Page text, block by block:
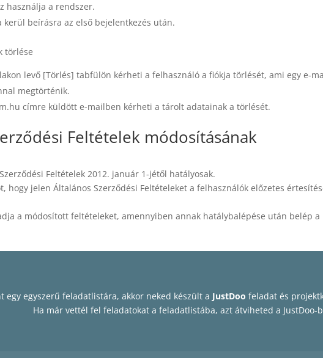
használja a rendszer.
beírásra az első bejelentkezés után.
törlése
levő [Törlés] tabfülön kérheti a felhasználó a fiókja törlését, ami egy e-
megtörténik.
címre küldött e-mailben kérheti a tárolt adatainak a törlését.
Feltételek módosításának
Feltételek 2012. január 1-jétől hatályosak.
hogy jelen Általános Szerződési Feltételeket a felhasználók előzetes
a módosított feltételeket, amennyiben annak hatálybalépése után belép a
egy egyszerű feladatlistára, akkor neked készült a JustDoo feladat és
Ha már vettél fel feladatokat a feladatlistába, azt átviheted a JustDoo-